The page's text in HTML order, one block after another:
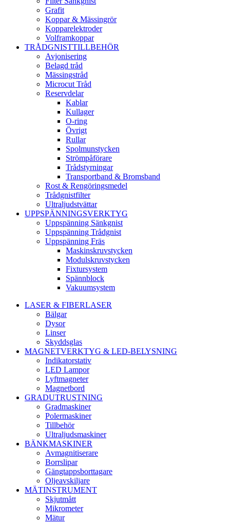
Grafit
Koppar & Mässingrör
Kopparelektroder
Volframkoppar
TRÅDGNISTTILLBEHÖR
Avjonisering
Belagd tråd
Mässingstråd
Microcut Tråd
Reservdelar
Kablar
Kullager
O-ring
Övrigt
Rullar
Spolmunstycken
Strömpåförare
Trådstyrningar
Transportband & Bromsband
Rost & Rengöringsmedel
Trådgnistfilter
Ultraljudstvättar
UPPSPÄNNINGSVERKTYG
Uppspänning Sänkgnist
Uppspänning Trådgnist
Uppspänning Fräs
Maskinskruvstycken
Modulskruvstycken
Fixtursystem
Spännblock
Vakuumsystem
LASER & FIBERLASER
Bälgar
Dysor
Linser
Skyddsglas
MAGNETVERKTYG & LED-BELYSNING
Indikatorstativ
LED Lampor
Lyftmagneter
Magnetbord
GRADUTRUSTNING
Gradmaskiner
Polermaskiner
Tillbehör
Ultraljudsmaskiner
BÄNKMASKINER
Avmagnitiserare
Borrslipar
Gängtappsborttagare
Oljeavskiljare
MÄTINSTRUMENT
Skjutmått
Mikrometer
Mätur